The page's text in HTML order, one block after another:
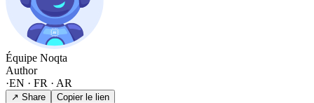
Équipe Noqta
Author
·EN · FR · AR
↗ Share Copier le lien